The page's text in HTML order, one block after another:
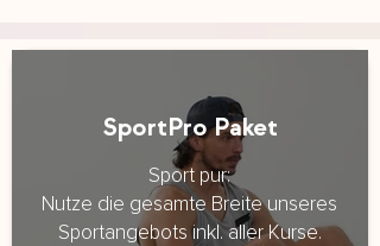
SportPro Paket
Sport pur:
Nutze die gesamte Breite unseres
Sportangebots inkl. aller Kurse.